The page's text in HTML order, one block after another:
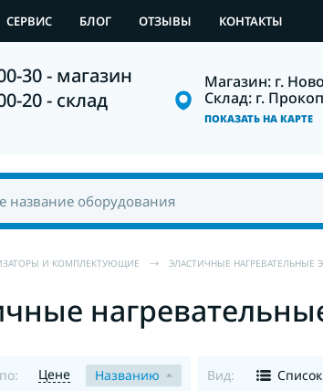
СЕРВИС БЛОГ ОТЗЫВЫ КОНТАКТЫ
30 - магазин
20 - склад
Магазин: г.
Склад: г.
ПОКАЗАТЬ НА КАРТЕ
И КОМПЛЕКТУЮЩИЕ ЭЛАСТИЧНЫЕ НАГРЕВАТЕЛЬНЫЕ
Цене Названию Вид: Список